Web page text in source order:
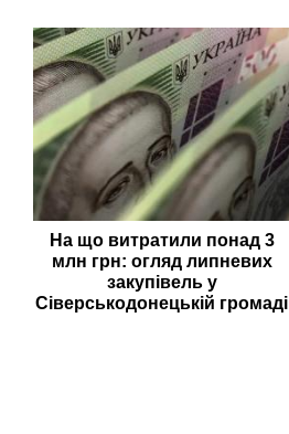
На що витратили понад 3
млн грн: огляд липневих
закупівель у
Сіверськодонецькій громаді